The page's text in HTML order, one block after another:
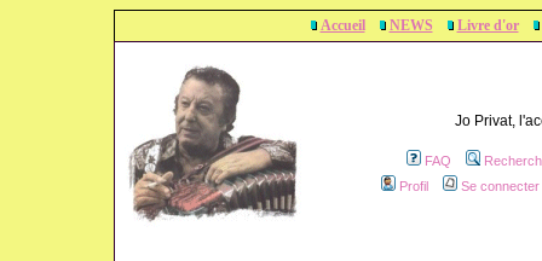
Accueil NEWS Livre d'or
Jo Privat,
FAQ
Profil
Se